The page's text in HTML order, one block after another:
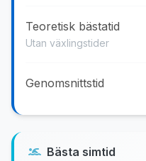
Teoretisk bästatid
Utan växlingstider
Genomsnittstid
Bästa simtid